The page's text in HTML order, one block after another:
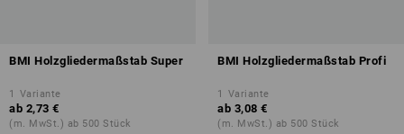
BMI Holzgliedermaßstab Super
1 Variante
ab 2,73 €
(m. MwSt.) ab 500 Stück
BMI Holzgliedermaßstab Profi
1 Variante
ab 3,08 €
(m. MwSt.) ab 500 Stück